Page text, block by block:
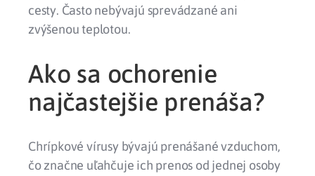
cesty. Často nebývajú sprevádzané ani
zvýšenou teplotou.
Ako sa ochorenie
najčastejšie prenáša?
Chrípkové vírusy bývajú prenášané vzduchom,
čo značne uľahčuje ich prenos od jednej osoby